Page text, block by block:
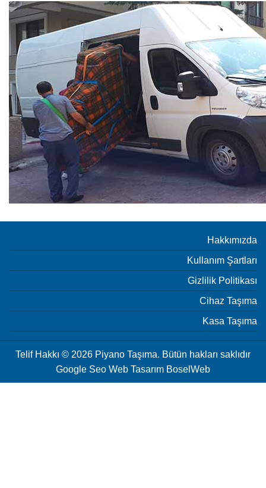
Hakkımızda
Kullanım Şartları
Gizlilik Politikası
Cihaz Taşıma
Kasa Taşıma
Telif Hakkı © 2026 Piyano Taşıma. Bütün hakları saklıdır
Google Seo Web Tasarım BoselWeb